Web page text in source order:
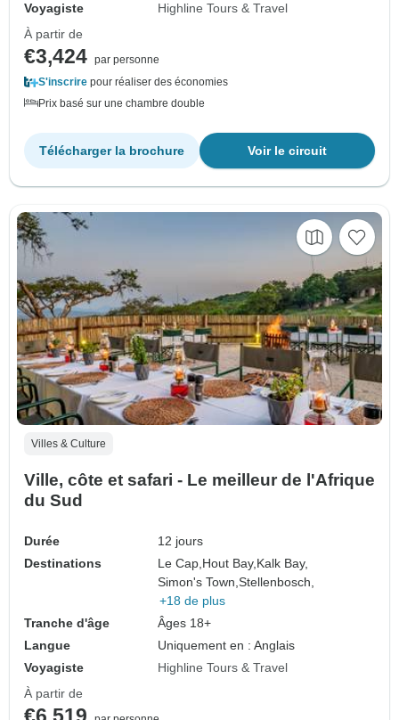
Voyagiste
Highline Tours & Travel
À partir de
€3,424 par personne
S'inscrire pour réaliser des économies
Prix basé sur une chambre double
Voir le circuit
Télécharger la brochure
Villes & Culture
Ville, côte et safari - Le meilleur de l'Afrique
du Sud
Durée
12 jours
Destinations
Le Cap,Hout Bay,Kalk Bay,
Simon's Town,Stellenbosch,
+18 de plus
Tranche d'âge
Âges 18+
Langue
Uniquement en : Anglais
Voyagiste
Highline Tours & Travel
À partir de